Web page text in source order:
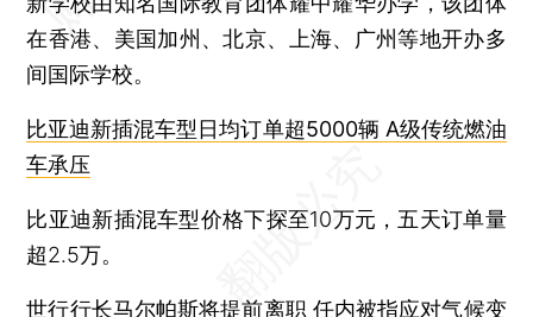
在香港、美国加州、北京、上海、广州等地开办多
间国际学校。
比亚迪新插混车型日均订单超5000辆 A级传统燃油
车承压
比亚迪新插混车型价格下探至10万元，五天订单量
超2.5万。
世行行长马尔帕斯将提前离职 任内被指应对气候变